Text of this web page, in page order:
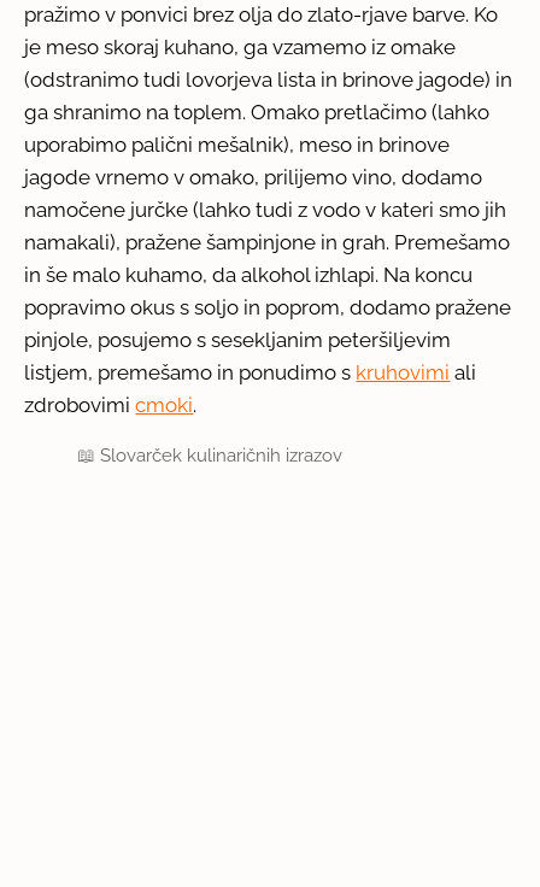
pražimo v ponvici brez olja do zlato-rjave barve. Ko
je meso skoraj kuhano, ga vzamemo iz omake
(odstranimo tudi lovorjeva lista in brinove jagode) in
ga shranimo na toplem. Omako pretlačimo (lahko
uporabimo palični mešalnik), meso in brinove
jagode vrnemo v omako, prilijemo vino, dodamo
namočene jurčke (lahko tudi z vodo v kateri smo jih
namakali), pražene šampinjone in grah. Premešamo
in še malo kuhamo, da alkohol izhlapi. Na koncu
popravimo okus s soljo in poprom, dodamo pražene
pinjole, posujemo s sesekljanim peteršiljevim
listjem, premešamo in ponudimo s kruhovimi ali
zdrobovimicmoki.
📖Slovarček kulinaričnih izrazov